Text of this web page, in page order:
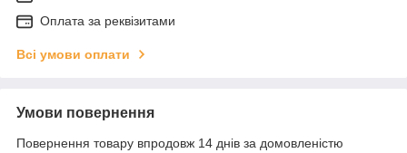
Оплата за реквізитами
Всі умови оплати
Умови повернення
Повернення товару впродовж 14 днів за домовленістю